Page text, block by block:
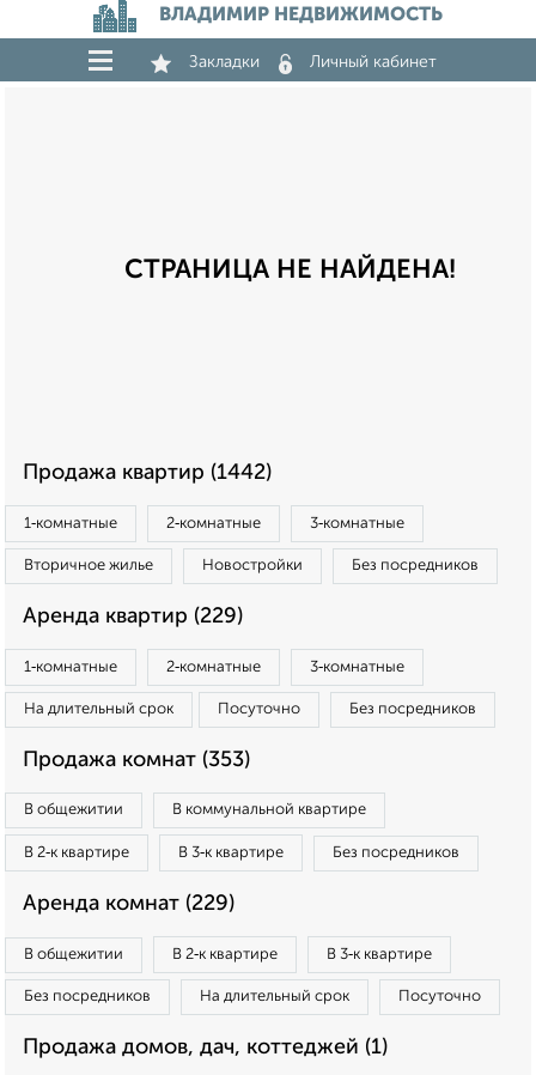
ВЛАДИМИР НЕДВИЖИМОСТЬ
Закладки Личный кабинет
СТРАНИЦА НЕ НАЙДЕНА!
Продажа квартир (1442)
1‑комнатные 2‑комнатные 3‑комнатные
Вторичное жилье Новостройки Без посредников
Аренда квартир (229)
1‑комнатные 2‑комнатные 3‑комнатные
На длительный срок Посуточно Без посредников
Продажа комнат (353)
В общежитии В коммунальной квартире
В 2‑к квартире В 3‑к квартире Без посредников
Аренда комнат (229)
В общежитии В 2‑к квартире В 3‑к квартире
Без посредников На длительный срок Посуточно
Продажа домов, дач, коттеджей (1)